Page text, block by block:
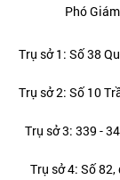
Phó
Trụ sở 1: Số 38
Trụ sở 2: Số 10
Trụ sở 3: 339 -
Trụ sở 4: Số